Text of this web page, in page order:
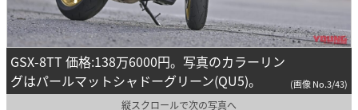
GSX-8TT 価格:138万6000円。写真のカラーリン
グはパールマットシャドーグリーン(QU5)。
(画像 No.3/43)
縦スクロールで次の写真へ